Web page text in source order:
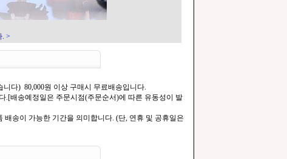
. >
다) 80,000원 이상 구매시 무료배송입니다.
.[배송예정일은 주문시점(주문순서)에 따른 유동성이 발
송이 가능한 기간을 의미합니다. (단, 연휴 및 공휴일은